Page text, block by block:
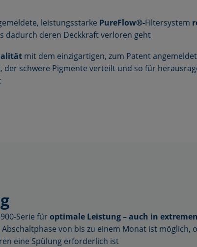
leistungsstarke PureFlow®-Filtersystem
dadurch deren Deckkraft verloren geht
mit dem einzigartigen, zum Patent
der schwere Pigmente verteilt und so für
Serie füroptimale Leistung – auch in extremen
Abschaltphase von bis zu einem Monat ist möglich,
eine Spülung erforderlich ist